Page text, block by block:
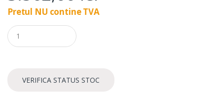
Pretul NU contine TVA
Q
u
a
VERIFICA STATUS STOC